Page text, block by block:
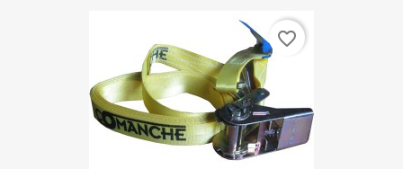
favorite_border